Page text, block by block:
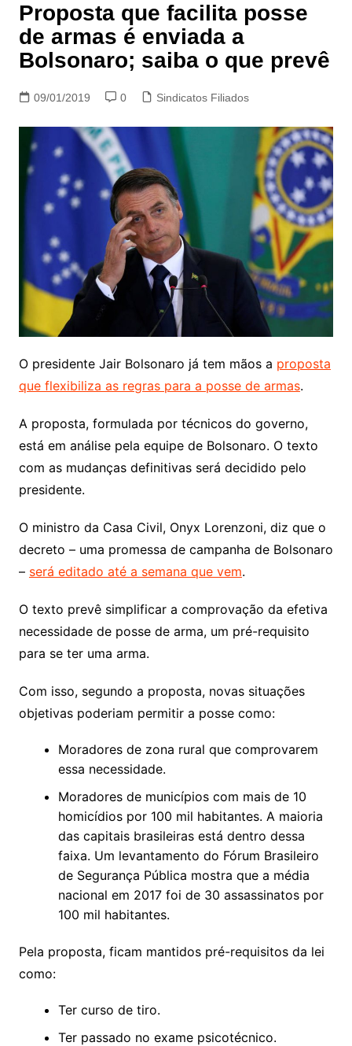
Proposta que facilita posse
de armas é enviada a
Bolsonaro; saiba o que prevê
09/01/2019 0 Sindicatos Filiados
O presidente Jair Bolsonaro já tem mãos a proposta
que flexibiliza as regras para a posse de armas.
A proposta, formulada por técnicos do governo,
está em análise pela equipe de Bolsonaro. O texto
com as mudanças definitivas será decidido pelo
presidente.
O ministro da Casa Civil, Onyx Lorenzoni, diz que o
decreto – uma promessa de campanha de Bolsonaro
– será editado até a semana que vem.
O texto prevê simplificar a comprovação da efetiva
necessidade de posse de arma, um pré-requisito
para se ter uma arma.
Com isso, segundo a proposta, novas situações
objetivas poderiam permitir a posse como:
Moradores de zona rural que comprovarem
essa necessidade.
Moradores de municípios com mais de 10
homicídios por 100 mil habitantes. A maioria
das capitais brasileiras está dentro dessa
faixa. Um levantamento do Fórum Brasileiro
de Segurança Pública mostra que a média
nacional em 2017 foi de 30 assassinatos por
100 mil habitantes.
Pela proposta, ficam mantidos pré-requisitos da lei
como:
Ter curso de tiro.
Ter passado no exame psicotécnico.